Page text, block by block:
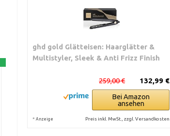
ghd gold Glätteisen: Haarglätter &
Multistyler, Sleek & Anti Frizz Finish
132,99 €
259,00 €
Bei Amazon
ansehen
* Anzeige Preis inkl. MwSt., zzgl. Versandkosten